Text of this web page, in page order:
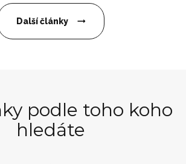
Další články
podle toho koho
hledáte